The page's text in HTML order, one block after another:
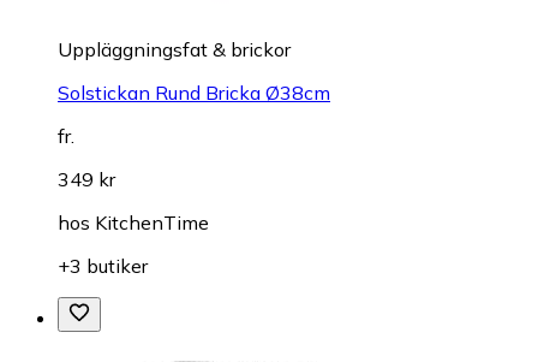
Uppläggningsfat & brickor
Solstickan Rund Bricka Ø38cm
fr.
349 kr
hos KitchenTime
+3 butiker